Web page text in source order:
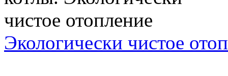
Экологически чистое